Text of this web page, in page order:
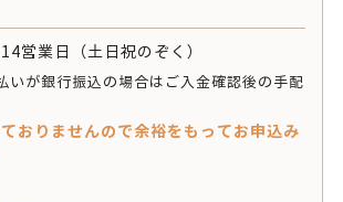
14営業日（土日祝のぞく）
いが銀行振込の場合はご入金確認後の手配
おりませんので余裕をもってお申込み